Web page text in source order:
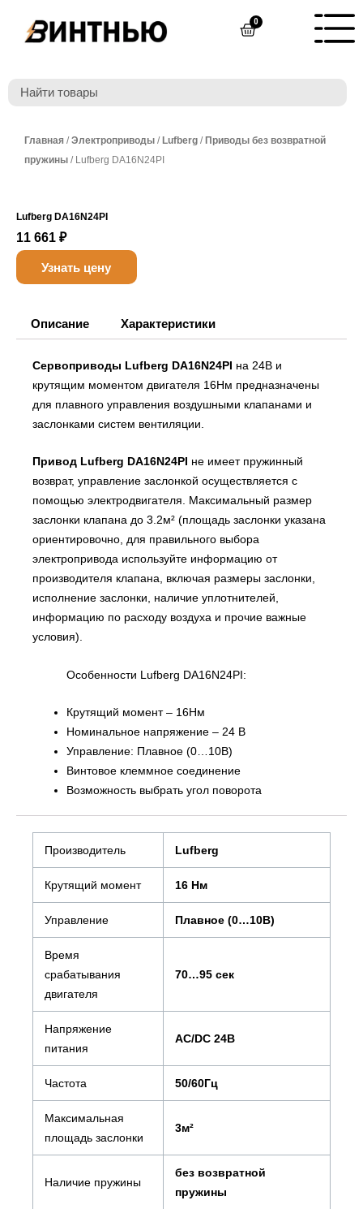
содержимому
0Cart
Главная /Электроприводы / Lufberg / Приводы без возвратной
пружины / Lufberg DA16N24PI
Lufberg DA16N24PI
11 661 ₽
Узнать цену
Описание Характеристики
Сервоприводы Lufberg DA16N24PI на 24В и
крутящим моментом двигателя 16Нм предназначены
для плавного управления воздушными клапанами и
заслонками систем вентиляции.
Привод Lufberg DA16N24PI не имеет пружинный
возврат, управление заслонкой осуществляется с
помощью электродвигателя. Максимальный размер
заслонки клапана до 3.2м² (площадь заслонки указана
ориентировочно, для правильного выбора
электропривода используйте информацию от
производителя клапана, включая размеры заслонки,
исполнение заслонки, наличие уплотнителей,
информацию по расходу воздуха и прочие важные
условия).
Особенности Lufberg DA16N24PI:
Крутящий момент – 16Нм
Номинальное напряжение – 24 В
Управление: Плавное (0…10В)
Винтовое клеммное соединение
Возможность выбрать угол поворота
Производитель Lufberg
Крутящий момент 16 Нм
Управление Плавное (0…10В)
Время
срабатывания
двигателя
70…95 сек
Напряжение
питания
AC/DC 24В
Частота 50/60Гц
Максимальная
площадь заслонки
3м²
Наличие пружины
без возвратной
пружины